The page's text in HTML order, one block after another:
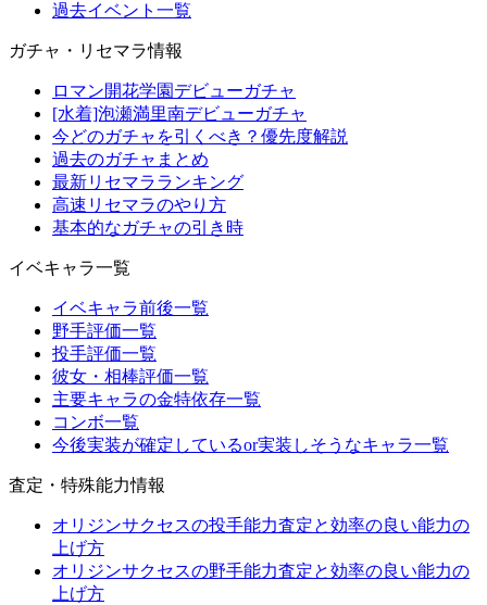
過去イベント一覧
ガチャ・リセマラ情報
ロマン開花学園デビューガチャ
[水着]泡瀬満里南デビューガチャ
今どのガチャを引くべき？優先度解説
過去のガチャまとめ
最新リセマラランキング
高速リセマラのやり方
基本的なガチャの引き時
イベキャラ一覧
イベキャラ前後一覧
野手評価一覧
投手評価一覧
彼女・相棒評価一覧
主要キャラの金特依存一覧
コンボ一覧
今後実装が確定しているor実装しそうなキャラ一覧
査定・特殊能力情報
オリジンサクセスの投手能力査定と効率の良い能力の
上げ方
オリジンサクセスの野手能力査定と効率の良い能力の
上げ方